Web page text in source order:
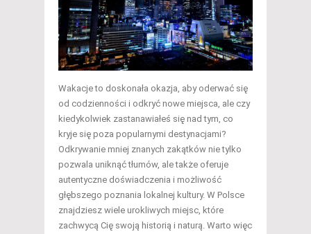
Wakacje to doskonała okazja, aby oderwać się
od codzienności i odkryć nowe miejsca, ale czy
kiedykolwiek zastanawiałeś się nad tym, co
kryje się poza popularnymi destynacjami?
Odkrywanie mniej znanych zakątków nie tylko
pozwala uniknąć tłumów, ale także oferuje
autentyczne doświadczenia i możliwość
głębszego poznania lokalnej kultury. W Polsce
znajdziesz wiele urokliwych miejsc, które
zachwycą Cię swoją historią i naturą. Warto więc